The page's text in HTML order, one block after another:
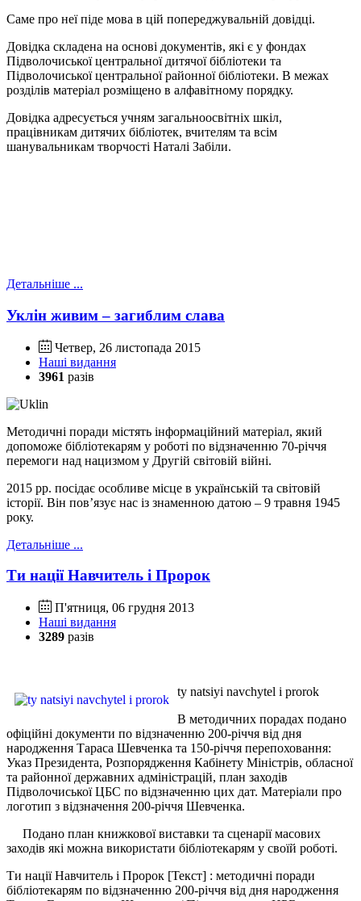
Саме про неї піде мова в цій попереджувальній довідці.
Довідка складена на основі документів, які є у фондах
Підволочиської центральної дитячої бібліотеки та
Підволочиської центральної районної бібліотеки. В межах
розділів матеріал розміщено в алфавітному порядку.
Довідка адресується учням загальноосвітніх шкіл,
працівникам дитячих бібліотек, вчителям та всім
шанувальникам творчості Наталі Забіли.
Детальніше ...
Уклін живим – загиблим слава
Четвер, 26 листопада 2015
Наші видання
3961 разів
Методичні поради містять інформаційний матеріал, який
допоможе бібліотекарям у роботі по відзначенню 70-річчя
перемоги над нацизмом у Другій світовій війні.
2015 рр. посідає особливе місце в українській та світовій
історії. Він пов’язує нас із знаменною датою – 9 травня 1945
року.
Детальніше ...
Ти нації Навчитель і Пророк
П'ятниця, 06 грудня 2013
Наші видання
3289 разів
ty natsiyi navchytel i prorok
В методичних порадах подано
офіційні документи по відзначенню 200-річчя від дня
народження Тараса Шевченка та 150-річчя перепоховання:
Указ Президента, Розпорядження Кабінету Міністрів, обласної
та районної державних адміністрацій, план заходів
Підволочиської ЦБС по відзначенню цих дат. Матеріали про
логотип з відзначення 200-річчя Шевченка.
Подано план книжкової виставки та сценарії масових
заходів які можна використати бібліотекарям у своїй роботі.
Ти нації Навчитель і Пророк [Текст] : методичні поради
бібліотекарям по відзначенню 200-річчя від дня народження